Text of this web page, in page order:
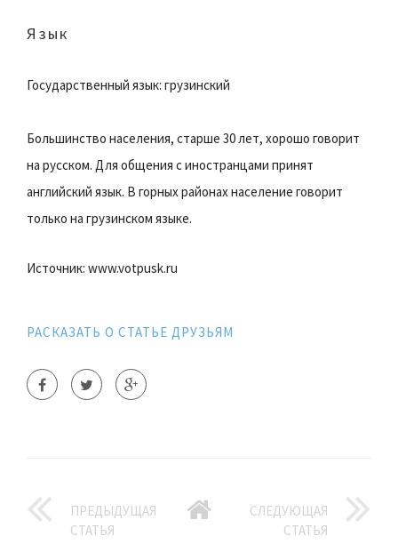
Язык
Государственный язык: грузинский
Большинство населения, старше 30 лет, хорошо говорит
на русском. Для общения с иностранцами принят
английский язык. В горных районах население говорит
только на грузинском языке.
Источник: www.votpusk.ru
РАСКАЗАТЬ О СТАТЬЕ ДРУЗЬЯМ
ПРЕДЫДУЩАЯ
СТАТЬЯ
СЛЕДУЮЩАЯ
СТАТЬЯ